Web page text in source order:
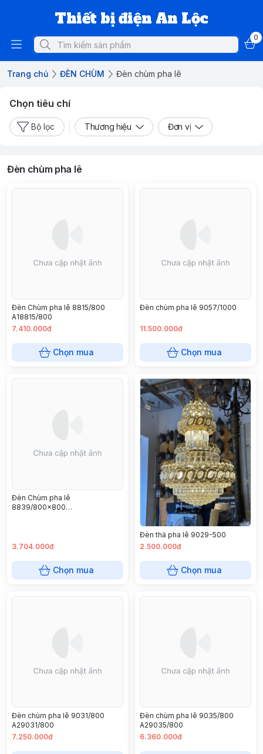
Thiết bị điện An Lộc
0
Trang chủ ĐÈN CHÙM Đèn chùm pha lê
Chọn tiêu chí
Bộ lọc Thương hiệu Đơn vị
Đèn chùm pha lê
Đèn Chùm pha lê 8815/800
A18815/800
7.410.000đ
Chọn mua
Đèn chùm pha lê 9057/1000
11.500.000đ
Chọn mua
Đèn Chùm pha lê
8839/800x800
3.704.000đ
Chọn mua
Đèn thả pha lê 9029-500
2.500.000đ
Chọn mua
Đèn chùm pha lê 9031/800
A29031/800
7.250.000đ
Đèn chùm pha lê 9035/800
A29035/800
6.360.000đ